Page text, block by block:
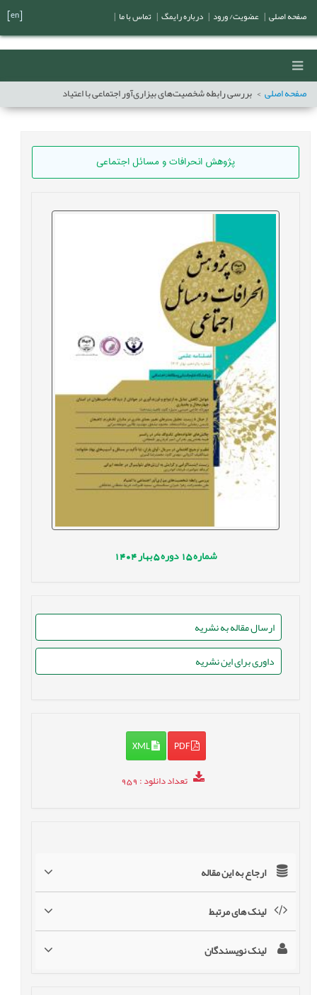
صفحه اصلی بررسی رابطه شخصیت‌های بیزاری‌آور اجتماعی با اعتیاد
پژوهش انحرافات و مسائل اجتماعی
شماره15 دوره5 بهار1404
ارسال مقاله به نشریه
داوری برای این نشریه
PDF
XML
تعداد دانلود: 959
ارجاع به این مقاله
لینک های مرتبط
لینک نویسندگان
صفحه اصلی عضویت/ ورود درباره رایمگ تماس با ما